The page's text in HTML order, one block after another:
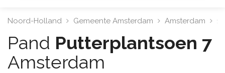
Noord-Holland Gemeente Amsterdam Amsterdam
Pand Putterplantsoen 7
Amsterdam